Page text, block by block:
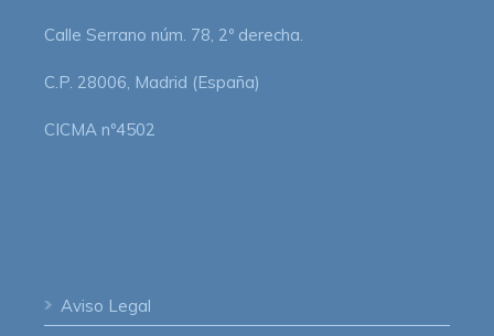
Calle Serrano núm. 78, 2º derecha.
C.P. 28006, Madrid (España)
CICMA nº4502
Aviso Legal